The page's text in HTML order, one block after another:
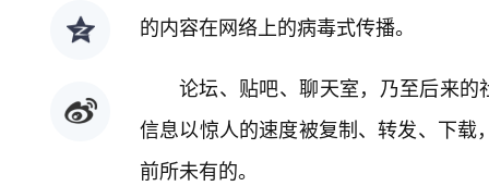
的内容在网络上的病毒式传播。
论坛、贴吧、聊天室，乃至后来的
信息以惊人的速度被复制、转发、下
前所未有的。